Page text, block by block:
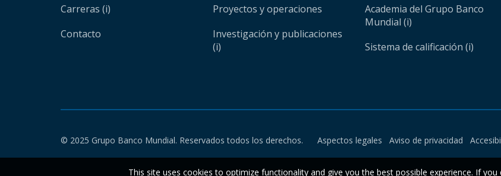
Carreras (i)
Contacto
Proyectos y operaciones
Investigación y publicaciones
(i)
Academia del Grupo Banco
Mundial (i)
Sistema de calificación (i)
© 2025 Grupo Banco Mundial. Reservados todos los derechos. Aspectos legales Aviso de privacidad
This site uses cookies to optimize functionality and give you the best possible experience. If